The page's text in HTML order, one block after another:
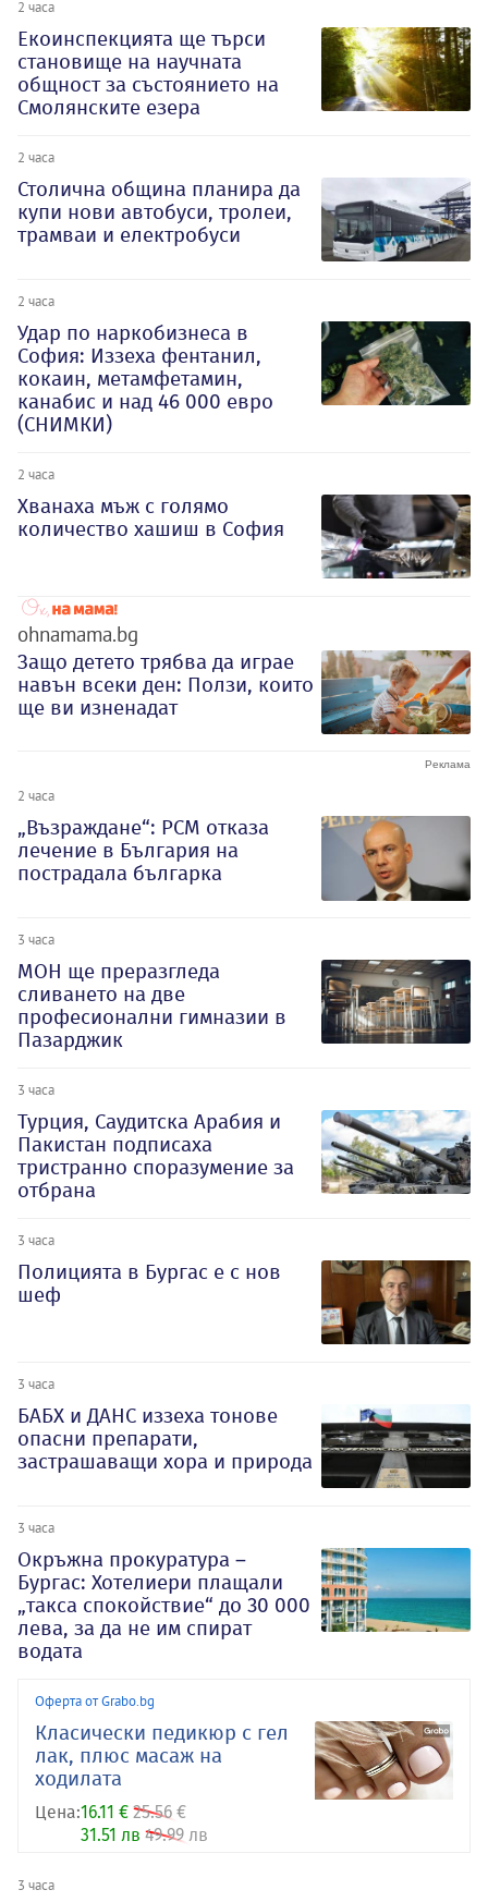
2 часа
Екоинспекцията ще търси
становище на научната
общност за състоянието на
Смолянските езера
2 часа
Столична община планира да
купи нови автобуси, тролеи,
трамваи и електробуси
2 часа
Удар по наркобизнеса в
София: Иззеха фентанил,
кокаин, метамфетамин,
канабис и над 46 000 евро
(СНИМКИ)
2 часа
Хванаха мъж с голямо
количество хашиш в София
ohnamama.bg
Защо детето трябва да играе
навън всеки ден: Ползи, които
ще ви изненадат
2 часа
„Възраждане“: РСМ отказа
лечение в България на
пострадала българка
3 часа
МОН ще преразгледа
сливането на две
професионални гимназии в
Пазарджик
3 часа
Турция, Саудитска Арабия и
Пакистан подписаха
тристранно споразумение за
отбрана
3 часа
Полицията в Бургас е с нов
шеф
3 часа
БАБХ и ДАНС иззеха тонове
опасни препарати,
застрашаващи хора и природа
3 часа
Окръжна прокуратура –
Бургас: Хотелиери плащали
„такса спокойствие“ до 30 000
лева, за да не им спират
водата
Оферта от Grabo.bg
Класически педикюр с гел
лак, плюс масаж на
ходилата
Цена:16.11 € 25.56 €
31.51 лв 49.99 лв
3 часа